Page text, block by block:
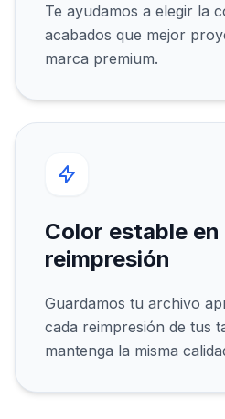
Te ayudamos a elegir la
acabados que mejor
marca premium.
Color estable en
reimpresión
Guardamos tu archivo
cada reimpresión de tus
mantenga la misma